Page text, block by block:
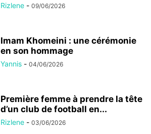
Rizlene - 09/06/2026
Imam Khomeini : une cérémonie
en son hommage
Yannis - 04/06/2026
Première femme à prendre la tête
d’un club de football en...
Rizlene - 03/06/2026